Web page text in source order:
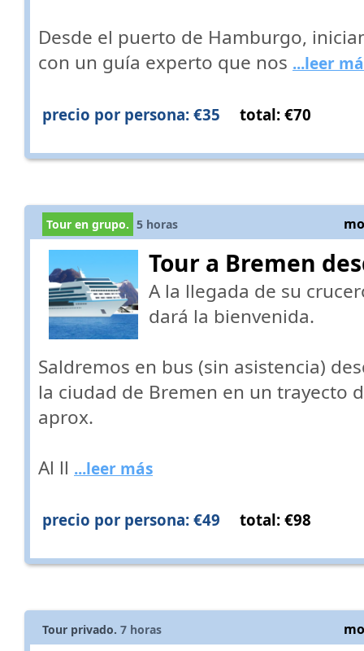
Desde el puerto de Hamburgo,
con un guía experto que nos ...leer
precio por persona: €35 total: €70
Tour en grupo. 5 horas
Tour a Bremen
A la llegada de su
dará la bienvenida.
Saldremos en bus (sin asistencia)
la ciudad de Bremen en un trayecto
aprox.
Al ll ...leer más
precio por persona: €49 total: €98
Tour privado. 7 horas